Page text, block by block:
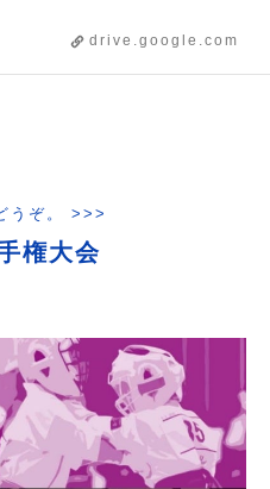
drive.google.com
うぞ。 >>>
権大会